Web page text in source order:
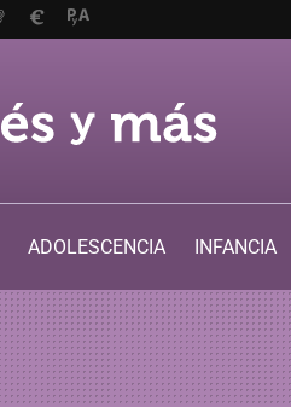
ADOLESCENCIA
INFANCIA